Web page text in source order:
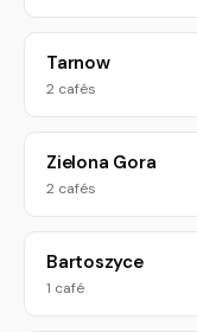
Tarnow
2 cafés
Zielona Gora
2 cafés
Bartoszyce
1 café